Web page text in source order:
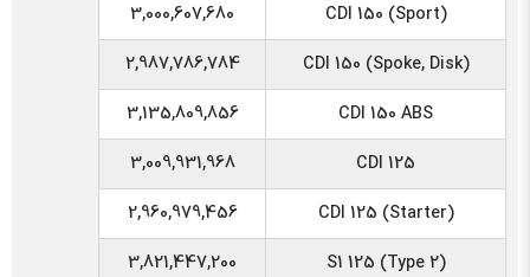
CDI 150 (Sport)
3,000,607,680
CDI 150 (Spoke, Disk)
2,987,786,784
CDI 150 ABS
3,135,809,856
CDI 125
3,009,931,968
CDI 125 (Starter)
2,960,979,456
S1 125 (Type 2)
3,821,447,200